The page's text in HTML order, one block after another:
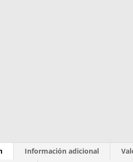
Información adicional